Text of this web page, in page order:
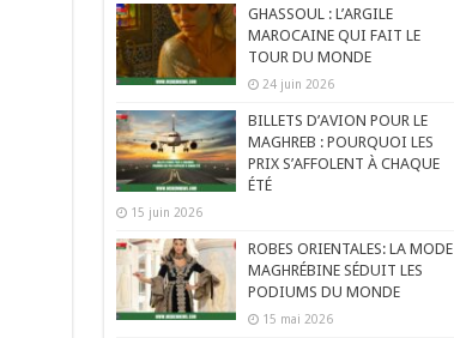
GHASSOUL : L’ARGILE
MAROCAINE QUI FAIT LE
TOUR DU MONDE
24 juin 2026
BILLETS D’AVION POUR LE
MAGHREB : POURQUOI LES
PRIX S’AFFOLENT À CHAQUE
ÉTÉ
15 juin 2026
ROBES ORIENTALES: LA MODE
MAGHRÉBINE SÉDUIT LES
PODIUMS DU MONDE
15 mai 2026